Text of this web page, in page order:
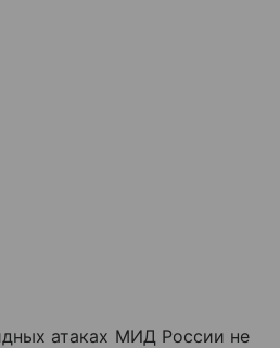
атаках МИД России не